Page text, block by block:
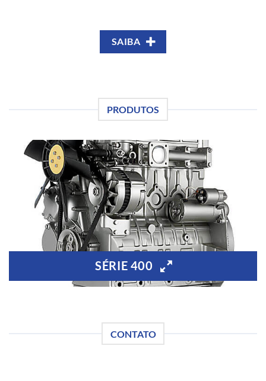
SAIBA
PRODUTOS
SÉRIE 400
CONTATO